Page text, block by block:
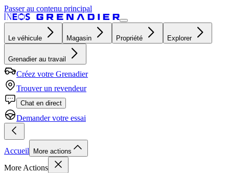
Passer au contenu principal
Le véhicule Magasin Propriété Explorer
Grenadier au travail
Créez votre Grenadier
Trouver un revendeur
Chat en direct
Demander votre essai
Accueil More actions
More Actions